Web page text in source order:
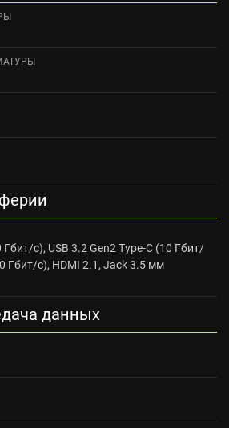
Гбит/с), USB 3.2 Gen2 Type-C (10 Гбит/
Гбит/с), HDMI 2.1, Jack 3.5 мм
данных